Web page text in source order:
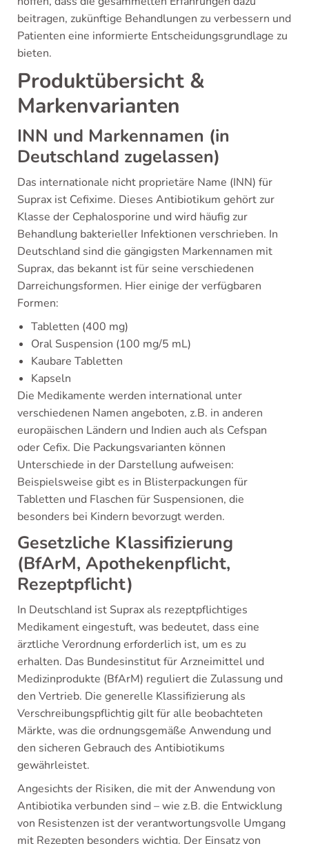
beitragen, zukünftige Behandlungen zu verbessern und
Patienten eine informierte Entscheidungsgrundlage zu
bieten.
Produktübersicht &
Markenvarianten
INN und Markennamen (in
Deutschland zugelassen)
Das internationale nicht proprietäre Name (INN) für
Suprax ist Cefixime. Dieses Antibiotikum gehört zur
Klasse der Cephalosporine und wird häufig zur
Behandlung bakterieller Infektionen verschrieben. In
Deutschland sind die gängigsten Markennamen mit
Suprax, das bekannt ist für seine verschiedenen
Darreichungsformen. Hier einige der verfügbaren
Formen:
Tabletten (400 mg)
Oral Suspension (100 mg/5 mL)
Kaubare Tabletten
Kapseln
Die Medikamente werden international unter
verschiedenen Namen angeboten, z.B. in anderen
europäischen Ländern und Indien auch als Cefspan
oder Cefix. Die Packungsvarianten können
Unterschiede in der Darstellung aufweisen:
Beispielsweise gibt es in Blisterpackungen für
Tabletten und Flaschen für Suspensionen, die
besonders bei Kindern bevorzugt werden.
Gesetzliche Klassifizierung
(BfArM, Apothekenpflicht,
Rezeptpflicht)
In Deutschland ist Suprax als rezeptpflichtiges
Medikament eingestuft, was bedeutet, dass eine
ärztliche Verordnung erforderlich ist, um es zu
erhalten. Das Bundesinstitut für Arzneimittel und
Medizinprodukte (BfArM) reguliert die Zulassung und
den Vertrieb. Die generelle Klassifizierung als
Verschreibungspflichtig gilt für alle beobachteten
Märkte, was die ordnungsgemäße Anwendung und
den sicheren Gebrauch des Antibiotikums
gewährleistet.
Angesichts der Risiken, die mit der Anwendung von
Antibiotika verbunden sind – wie z.B. die Entwicklung
von Resistenzen ist der verantwortungsvolle Umgang
mit Rezepten besonders wichtig. Der Einsatz von